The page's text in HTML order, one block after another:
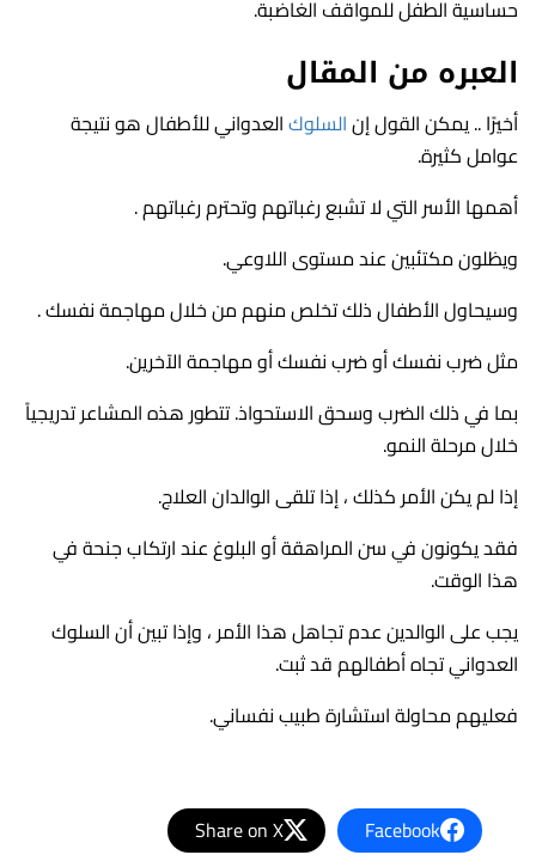
حساسية الطفل للمواقف الغاضبة.
العبره من المقال
أخيرًا .. يمكن القول إنالسلوكالعدواني للأطفال هو نتيجة
عوامل كثيرة.
أهمها الأسر التي لا تشبع رغباتهم وتحترم رغباتهم .
ويظلون مكتئبين عند مستوى اللاوعي.
وسيحاول الأطفال ذلك تخلص منهم من خلال مهاجمة نفسك .
مثل ضرب نفسك أو ضرب نفسك أو مهاجمة الآخرين.
بما في ذلك الضرب وسحق الاستحواذ. تتطور هذه المشاعر تدريجياً
خلال مرحلة النمو.
إذا لم يكن الأمر كذلك ، إذا تلقى الوالدان العلاج.
فقد يكونون في سن المراهقة أو البلوغ عند ارتكاب جنحة في
هذا الوقت.
يجب على الوالدين عدم تجاهل هذا الأمر ، وإذا تبين أن السلوك
العدواني تجاه أطفالهم قد ثبت.
فعليهم محاولة استشارة طبيب نفساني.
Facebook
Share on X